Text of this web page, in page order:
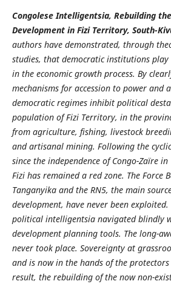
Congolese Intelligentsia, Rebuilding
Development in Fizi Territory, South-
authors have demonstrated, through
studies, that democratic institutions
in the economic growth process. By
mechanisms for accession to power and
democratic regimes inhibit political
population of Fizi Territory, in the
from agriculture, fishing, livestock
and artisanal mining. Following the
since the independence of Congo-Zaïre
Fizi has remained a red zone. The Force
Tanganyika and the RN5, the main
development, have never been
political intelligentsia navigated blindly
development planning tools. The long-
never took place. Sovereignty at
and is now in the hands of the
result, the rebuilding of the now non-